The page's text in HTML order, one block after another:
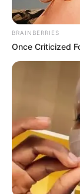
750 ml de
100 ml de
100 ml de
Recipiente
30 ml de
Palitos de
Corante
Tesoura –
BRAINBERRIES
Once Criticized